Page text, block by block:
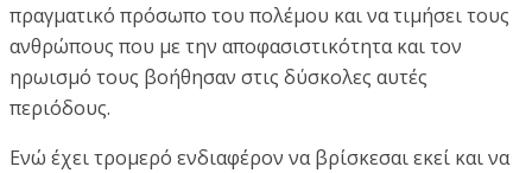
πραγματικό πρόσωπο του πολέμου και να τιμήσει τους
ανθρώπους που με την αποφασιστικότητα και τον
ηρωισμό τους βοήθησαν στις δύσκολες αυτές
περιόδους.
Ενώ έχει τρομερό ενδιαφέρον να βρίσκεσαι εκεί και να